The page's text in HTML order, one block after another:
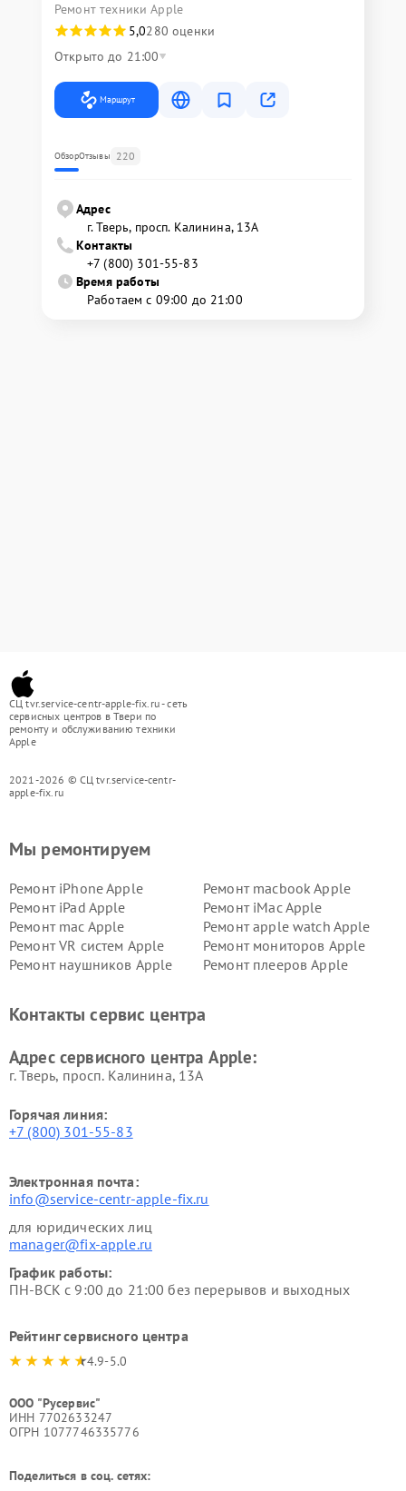
Ремонт техники Apple
5,0280 оценки
Открыто до 21:00
Маршрут
ОбзорОтзывы 220
Адрес
г. Тверь, просп. Калинина, 13А
Контакты
+7 (800) 301-55-83
Время работы
Работаем с 09:00 до 21:00
СЦ tvr.service-centr-apple-fix.ru - сеть
сервисных центров в Твери по
ремонту и обслуживанию техники
Apple
2021-2026 © СЦ tvr.service-centr-
apple-fix.ru
Мы ремонтируем
Ремонт iPhone Apple
Ремонт macbook Apple
Ремонт iPad Apple
Ремонт iMac Apple
Ремонт mac Apple
Ремонт apple watch Apple
Ремонт VR систем Apple
Ремонт мониторов Apple
Ремонт наушников Apple
Ремонт плееров Apple
Контакты сервис центра
Адрес сервисного центра Apple:
г. Тверь, просп. Калинина, 13А
Горячая линия:
+7 (800) 301-55-83
Электронная почта:
info@service-centr-apple-fix.ru
для юридических лиц
manager@fix-apple.ru
График работы:
ПН-ВСК с 9:00 до 21:00 без перерывов и выходных
Рейтинг сервисного центра
4.9-5.0
ООО "Русервис"
ИНН 7702633247
ОГРН 1077746335776
Поделиться в соц. сетях: